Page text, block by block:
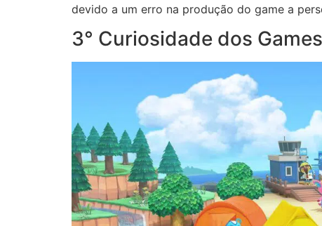
devido a um erro na produção do game a
3° Curiosidade dos